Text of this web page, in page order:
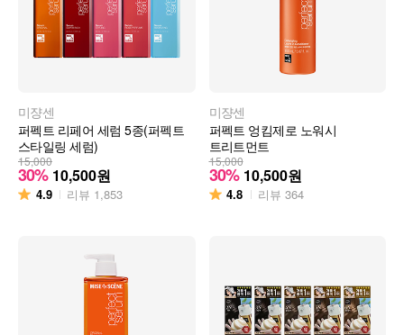
미쟝센
퍼펙트 리페어 세럼 5종(퍼펙트
스타일링 세럼)
15,000
30% 10,500원
4.9 리뷰 1,853
미쟝센
퍼펙트 엉킴제로 노워시
트리트먼트
15,000
30% 10,500원
4.8 리뷰 364